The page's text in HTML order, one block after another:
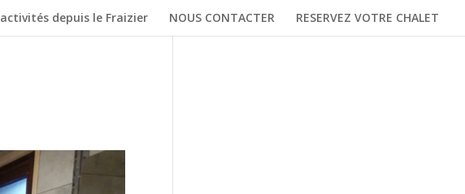
activités depuis le Fraizier NOUS CONTACTER RESERVEZ VOTRE CHALET